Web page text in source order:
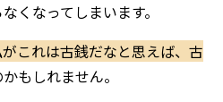
くなってしまいます。
がこれは古銭だなと思えば、古
もしれません。